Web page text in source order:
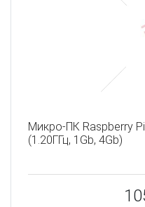
Микро-ПК Raspberry
(1.20ГГц, 1Gb, 4Gb)